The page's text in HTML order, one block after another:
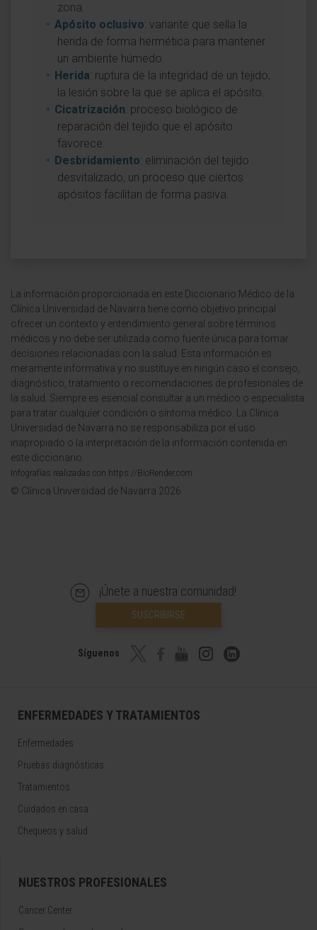
zona.
Apósito oclusivo: variante que sella la
herida de forma hermética para mantener
un ambiente húmedo.
Herida: ruptura de la integridad de un tejido,
la lesión sobre la que se aplica el apósito.
Cicatrización: proceso biológico de
reparación del tejido que el apósito
favorece.
Desbridamiento: eliminación del tejido
desvitalizado, un proceso que ciertos
apósitos facilitan de forma pasiva.
La información proporcionada en este Diccionario Médico de la
Clínica Universidad de Navarra tiene como objetivo principal
ofrecer un contexto y entendimiento general sobre términos
médicos y no debe ser utilizada como fuente única para tomar
decisiones relacionadas con la salud. Esta información es
meramente informativa y no sustituye en ningún caso el consejo,
diagnóstico, tratamiento o recomendaciones de profesionales de
la salud. Siempre es esencial consultar a un médico o especialista
para tratar cualquier condición o síntoma médico. La Clínica
Universidad de Navarra no se responsabiliza por el uso
inapropiado o la interpretación de la información contenida en
este diccionario.
Infografías realizadas con https://BioRender.com
© Clínica Universidad de Navarra 2026
¡Únete a nuestra comunidad!
SUSCRIBIRSE
Síguenos
ENFERMEDADES Y TRATAMIENTOS
Enfermedades
Pruebas diagnósticas
Tratamientos
Cuidados en casa
Chequeos y salud
NUESTROS PROFESIONALES
Cancer Center